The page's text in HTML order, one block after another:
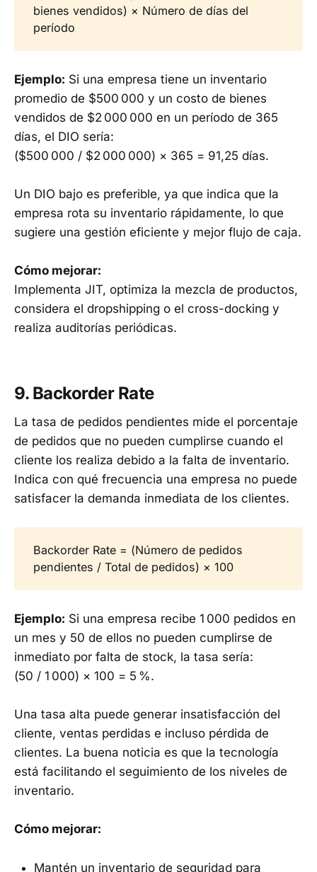
bienes vendidos) × Número de días del
período
Ejemplo: Si una empresa tiene un inventario
promedio de $500 000 y un costo de bienes
vendidos de $2 000 000 en un período de 365
días, el DIO sería:
($500 000 / $2 000 000) × 365 = 91,25 días.
Un DIO bajo es preferible, ya que indica que la
empresa rota su inventario rápidamente, lo que
sugiere una gestión eficiente y mejor flujo de caja.
Cómo mejorar:
Implementa JIT, optimiza la mezcla de productos,
considera el dropshipping o el cross-docking y
realiza auditorías periódicas.
9. Backorder Rate
La tasa de pedidos pendientes mide el porcentaje
de pedidos que no pueden cumplirse cuando el
cliente los realiza debido a la falta de inventario.
Indica con qué frecuencia una empresa no puede
satisfacer la demanda inmediata de los clientes.
Backorder Rate = (Número de pedidos
pendientes / Total de pedidos) × 100
Ejemplo: Si una empresa recibe 1 000 pedidos en
un mes y 50 de ellos no pueden cumplirse de
inmediato por falta de stock, la tasa sería:
(50 / 1 000) × 100 = 5 %.
Una tasa alta puede generar insatisfacción del
cliente, ventas perdidas e incluso pérdida de
clientes. La buena noticia es que la tecnología
está facilitando el seguimiento de los niveles de
inventario.
Cómo mejorar:
Mantén un inventario de seguridad para